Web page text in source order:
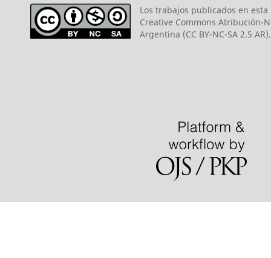
Los trabajos publicados en
Creative Commons Atribución-
Argentina (CC BY-NC-SA 2.5 AR).